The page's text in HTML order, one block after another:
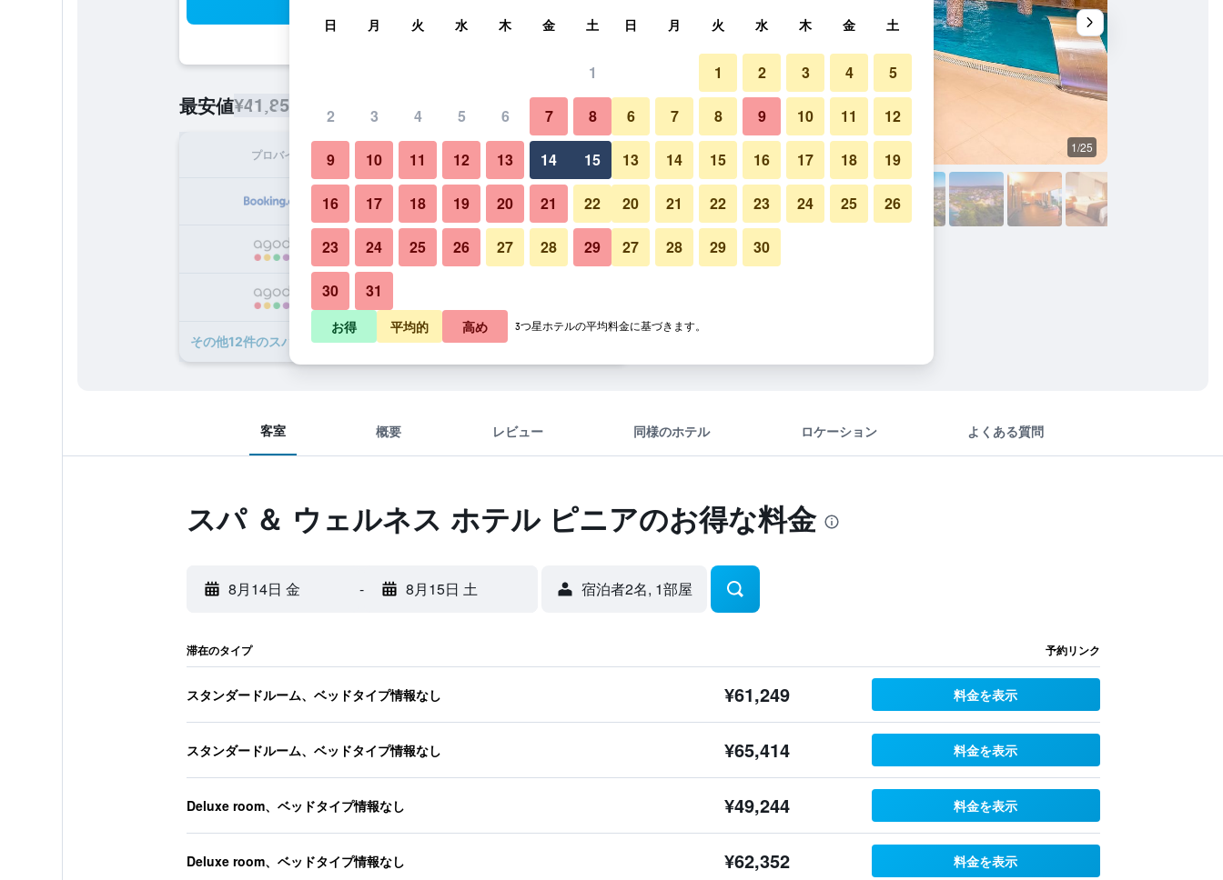
最安値¥41,859
プロバイダ 1泊あたり合計
¥41,859 プランを見る
¥43,196 プランを見る
​その他12​件のスパ ＆ ウェルネス ホテル ピニアのオファー
プール 1/25
スパ ＆ ウェルネス ホテル ピニアの写真
客室 概要 レビュー 同様のホテル ロケーション よくある質問
スパ ＆ ウェルネス ホテル ピニアのお得な料金
8月14日 金 - 8月15日 土 宿泊者2名, 1​部屋
滞在のタイプ 予約リンク
スタンダードルーム、ベッドタイプ情報なし ¥61,249 料金を表示
スタンダードルーム、ベッドタイプ情報なし ¥65,414 料金を表示
Deluxe room、ベッドタイプ情報なし ¥49,244 料金を表示
Deluxe room、ベッドタイプ情報なし ¥62,352 料金を表示
日 月 火 水 木 金 土
1
2 3 4 5 6 7 8
9 10 11 12 13 14 15
16 17 18 19 20 21 22
23 24 25 26 27 28 29
30 31
日 月 火 水 木 金 土
1 2 3 4 5
6 7 8 9 10 11 12
13 14 15 16 17 18 19
20 21 22 23 24 25 26
27 28 29 30
お得 平均的 高め 3つ星ホテルの平均料金に基づきます。